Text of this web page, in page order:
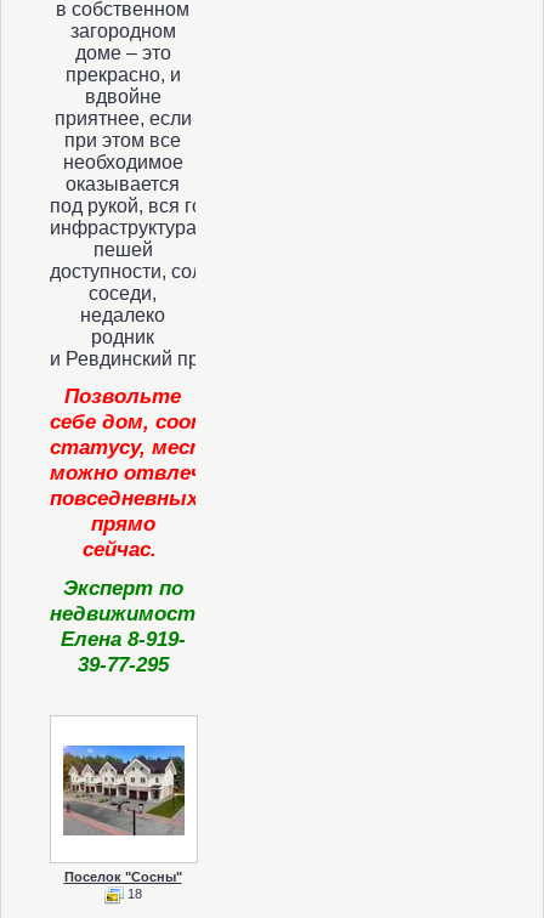
в собственном
загородном
доме – это
прекрасно, и
вдвойне
приятнее, если
при этом все
необходимое
оказывается
под рукой, вся городская
инфраструктура в
пешей
доступности, солидные
соседи,
недалеко
родник
и Ревдинский пруд.
Позвольте
себе дом, соответствующий вашему
статусу, место, где
можно отвлечься от
повседневных забот. Звоните
прямо
сейчас.
Эксперт по
недвижимости
Елена 8-919-
39-77-295
Поселок "Сосны"
18